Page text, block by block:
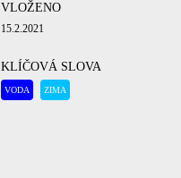
VLOŽENO
15.2.2021
KLÍČOVÁ SLOVA
VODA ZIMA